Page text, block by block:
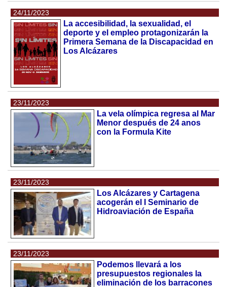
24/11/2023
La accesibilidad, la sexualidad, el
deporte y el empleo protagonizarán la
Primera Semana de la Discapacidad en
Los Alcázares
23/11/2023
La vela olímpica regresa al Mar
Menor después de 24 anos
con la Formula Kite
23/11/2023
Los Alcázares y Cartagena
acogerán el I Seminario de
Hidroaviación de España
23/11/2023
Podemos llevará a los
presupuestos regionales la
eliminación de los barracones